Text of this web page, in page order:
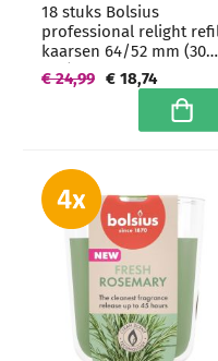
18 stuks Bolsius
professional relight
kaarsen 64/52 mm (30
uur) Groen€ 18,74
€ 24,99
In